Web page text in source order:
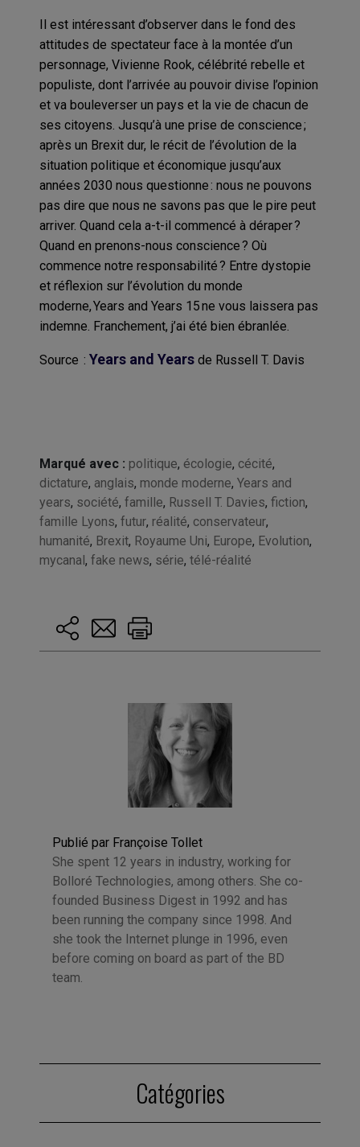
Il est intéressant d’observer dans le fond des
attitudes de spectateur face à la montée d’un
personnage, Vivienne Rook, célébrité rebelle et
populiste, dont l’arrivée au pouvoir divise l’opinion
et va bouleverser un pays et la vie de chacun de
ses citoyens. Jusqu’à une prise de conscience ;
après un Brexit dur, le récit de l’évolution de la
situation politique et économique jusqu’aux
années 2030 nous questionne : nous ne pouvons
pas dire que nous ne savons pas que le pire peut
arriver. Quand cela a-t-il commencé à déraper ?
Quand en prenons-nous conscience ? Où
commence notre responsabilité ? Entre dystopie
et réflexion sur l’évolution du monde
moderne, Years and Years 15 ne vous laissera pas
indemne. Franchement, j’ai été bien ébranlée.
Source : Years and Yearsde Russell T. Davis
Marqué avec : politique, écologie, cécité,
dictature, anglais, monde moderne, Years and
years, société, famille, Russell T. Davies, fiction,
famille Lyons, futur, réalité, conservateur,
humanité, Brexit, Royaume Uni, Europe, Evolution,
mycanal, fake news, série, télé-réalité
Publié par Françoise Tollet
She spent 12 years in industry, working for
Bolloré Technologies, among others. She co-
founded Business Digest in 1992 and has
been running the company since 1998. And
she took the Internet plunge in 1996, even
before coming on board as part of the BD
team.
Catégories